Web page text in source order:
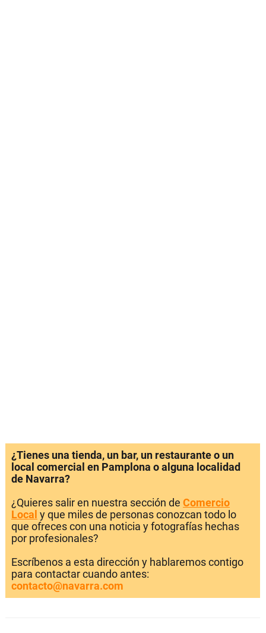
¿Tienes una tienda, un bar, un restaurante o un
local comercial en Pamplona o alguna localidad
de Navarra?
¿Quieres salir en nuestra sección de Comercio
Local y que miles de personas conozcan todo lo
que ofreces con una noticia y fotografías hechas
por profesionales?
Escríbenos a esta dirección y hablaremos contigo
para contactar cuando antes:
contacto@navarra.com